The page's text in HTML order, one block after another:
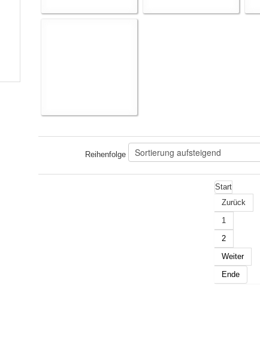
Reihenfolge
Start
Zurück
1
2
Weiter
Ende